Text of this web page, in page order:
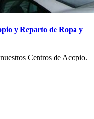
y Reparto de Ropa y
Centros de Acopio.